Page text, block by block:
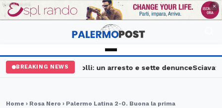
PUBBLICITÀ ×
BREAKING NEWS
maxi controlli: un arresto e sette denunceSciavata
Home › Rosa Nero › Palermo Latina 2-0. Buona la prima